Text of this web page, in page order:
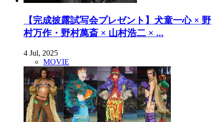
【完成披露試写会プレゼント】犬童一心 × 野
村万作・野村萬斎 × 山村浩二 × ...
4 Jul, 2025
MOVIE